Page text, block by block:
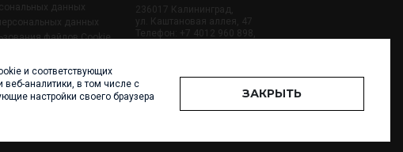
данных
данных
файлов Cookie
236017 Калининград,
ул. Каштановая аллея, 47
Телефон: +7 4012 960 898,
и соответствующих
веб-аналитики, в том числе с
настройки своего браузера
ЗАКРЫТЬ